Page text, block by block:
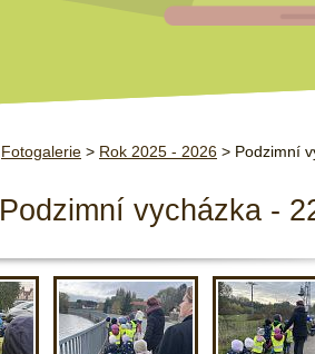
Fotogalerie > Rok 2025 - 2026 > Podzimní
Podzimní vycházka -